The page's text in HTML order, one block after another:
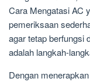
Cara Mengatasi AC
pemeriksaan
agar tetap berfungsi
adalah langkah-
Dengan